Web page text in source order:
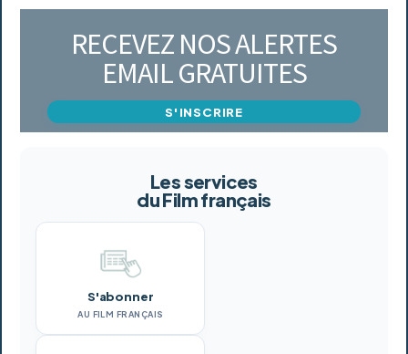
RECEVEZ NOS ALERTES
EMAIL GRATUITES
S'INSCRIRE
Les services
du Film français
S'abonner
AU FILM FRANÇAIS